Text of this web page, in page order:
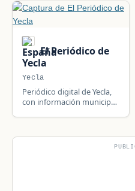
El Periódico de
Yecla
Yecla
Periódico digital de Yecla,
con información municipal,